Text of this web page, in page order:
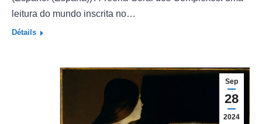
leitura do mundo inscrita no…
Détails
Sep
28
2024